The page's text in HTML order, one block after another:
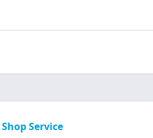
Shop Service